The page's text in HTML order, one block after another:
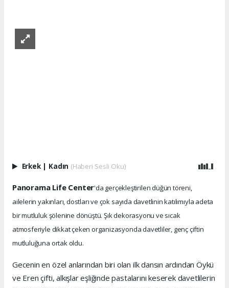
Erkek | Kadın (Haberi Sesli Oku)
Panorama Life Center'da gerçekleştirilen düğün töreni,
ailelerin yakınları, dostları ve çok sayıda davetlinin katılımıyla adeta
bir mutluluk şölenine dönüştü. Şık dekorasyonu ve sıcak
atmosferiyle dikkat çeken organizasyonda davetliler, genç çiftin
mutluluğuna ortak oldu.
Gecenin en özel anlarından biri olan ilk dansın ardından Öykü
ve Eren çifti, alkışlar eşliğinde pastalarını keserek davetlilerin